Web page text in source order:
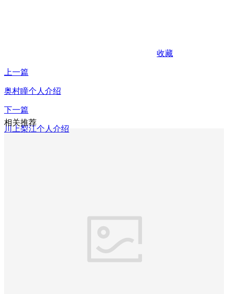
收藏
上一篇
奥村瞳个人介绍
下一篇
川上梨江个人介绍
相关推荐